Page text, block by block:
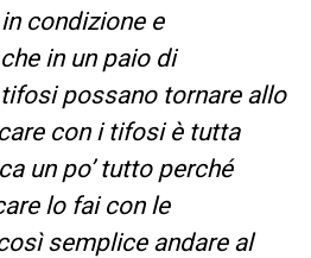
condizione e
in un paio di
possano tornare allo
con i tifosi è tutta
un po’ tutto perché
lo fai con le
semplice andare al